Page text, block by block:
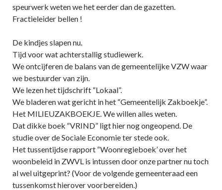
speurwerk weten we het eerder dan de gazetten.
Fractieleider bellen !
De kindjes slapen nu.
Tijd voor wat achterstallig studiewerk.
We ontcijferen de balans van de gemeentelijke VZW waar
we bestuurder van zijn.
We lezen het tijdschrift “Lokaal”.
We bladeren wat gericht in het “Gemeentelijk Zakboekje”.
Het MILIEUZAKBOEKJE. We willen alles weten.
Dat dikke boek “VRIND” ligt hier nog ongeopend. De
studie over de Sociale Economie ter stede ook.
Het tussentijdse rapport “Woonregieboek’ over het
woonbeleid in ZWVL is intussen door onze partner nu toch
al wel uitgeprint? (Voor de volgende gemeenteraad een
tussenkomst hierover voorbereiden.)